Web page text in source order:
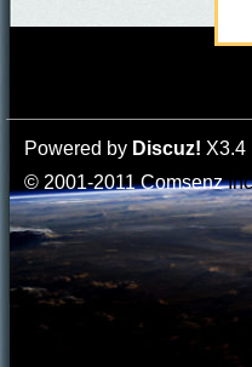
Powered by Discuz! X3.4
© 2001-2011Comsenz